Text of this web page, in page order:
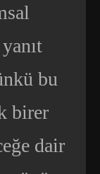
yanıt
bu
birer
dair